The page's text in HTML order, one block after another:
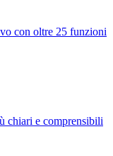
con oltre 25 funzioni
chiari e comprensibili